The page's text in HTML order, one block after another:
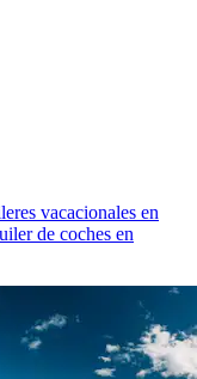
vacacionales en
de coches en